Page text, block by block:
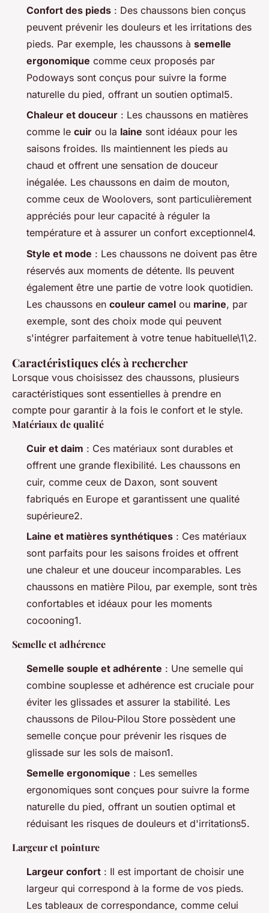
Confort des pieds : Des chaussons bien conçus
peuvent prévenir les douleurs et les irritations des
pieds. Par exemple, les chaussons à semelle
ergonomique comme ceux proposés par
Podoways sont conçus pour suivre la forme
naturelle du pied, offrant un soutien optimal5.
Chaleur et douceur : Les chaussons en matières
comme le cuir ou la laine sont idéaux pour les
saisons froides. Ils maintiennent les pieds au
chaud et offrent une sensation de douceur
inégalée. Les chaussons en daim de mouton,
comme ceux de Woolovers, sont particulièrement
appréciés pour leur capacité à réguler la
température et à assurer un confort exceptionnel4.
Style et mode : Les chaussons ne doivent pas être
réservés aux moments de détente. Ils peuvent
également être une partie de votre look quotidien.
Les chaussons en couleur camel ou marine, par
exemple, sont des choix mode qui peuvent
s'intégrer parfaitement à votre tenue habituelle\1\2.
Caractéristiques clés à rechercher
Lorsque vous choisissez des chaussons, plusieurs
caractéristiques sont essentielles à prendre en
compte pour garantir à la fois le confort et le style.
Matériaux de qualité
Cuir et daim : Ces matériaux sont durables et
offrent une grande flexibilité. Les chaussons en
cuir, comme ceux de Daxon, sont souvent
fabriqués en Europe et garantissent une qualité
supérieure2.
Laine et matières synthétiques : Ces matériaux
sont parfaits pour les saisons froides et offrent
une chaleur et une douceur incomparables. Les
chaussons en matière Pilou, par exemple, sont très
confortables et idéaux pour les moments
cocooning1.
Semelle et adhérence
Semelle souple et adhérente : Une semelle qui
combine souplesse et adhérence est cruciale pour
éviter les glissades et assurer la stabilité. Les
chaussons de Pilou-Pilou Store possèdent une
semelle conçue pour prévenir les risques de
glissade sur les sols de maison1.
Semelle ergonomique : Les semelles
ergonomiques sont conçues pour suivre la forme
naturelle du pied, offrant un soutien optimal et
réduisant les risques de douleurs et d'irritations5.
Largeur et pointure
Largeur confort : Il est important de choisir une
largeur qui correspond à la forme de vos pieds.
Les tableaux de correspondance, comme celui